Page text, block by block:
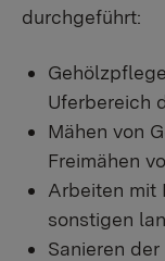
durchgeführt:
Uferbereich
Mähen von
Freimähen
Arbeiten mit
sonstigen
Sanieren